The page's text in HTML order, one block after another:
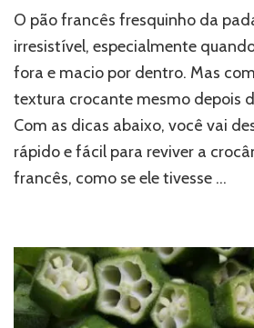
O pão francês fresquinho da
irresistível, especialmente
fora e macio por dentro. Mas
textura crocante mesmo depois
Com as dicas abaixo, você vai
rápido e fácil para reviver a
francês, como se ele tivesse …